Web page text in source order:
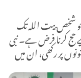
جو شخص بیت اللہ تک
حج کرنا فرض ہے۔ نبی
پر رکھی، ان میں